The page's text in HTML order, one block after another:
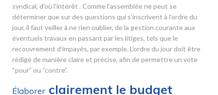
syndical, d’où l’intérêt . Comme l’assemblée ne peut se
déterminer que sur des questions qui s’inscrivent à l’ordre du
jour, il faut veiller à ne rien oublier, de la gestion courante aux
éventuels travaux en passant par les litiges, tels que le
recouvrement d’impayés, par exemple. L’ordre du jour doit être
rédigé de manière claire et précise, afin de permettre un vote
“pour” ou “contre”.
Élaborer clairement le budget